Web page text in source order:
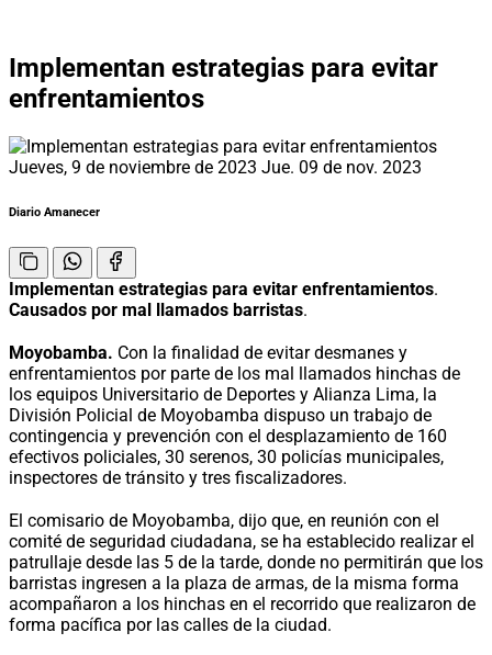
Implementan estrategias para evitar
enfrentamientos
Jueves, 9 de noviembre de 2023 Jue. 09 de nov. 2023
Diario Amanecer
Implementan estrategias para evitar enfrentamientos.
Causados por mal llamados barristas.
Moyobamba. Con la finalidad de evitar desmanes y
enfrentamientos por parte de los mal llamados hinchas de
los equipos Universitario de Deportes y Alianza Lima, la
División Policial de Moyobamba dispuso un trabajo de
contingencia y prevención con el desplazamiento de 160
efectivos policiales, 30 serenos, 30 policías municipales,
inspectores de tránsito y tres fiscalizadores.
El comisario de Moyobamba, dijo que, en reunión con el
comité de seguridad ciudadana, se ha establecido realizar el
patrullaje desde las 5 de la tarde, donde no permitirán que los
barristas ingresen a la plaza de armas, de la misma forma
acompañaron a los hinchas en el recorrido que realizaron de
forma pacífica por las calles de la ciudad.